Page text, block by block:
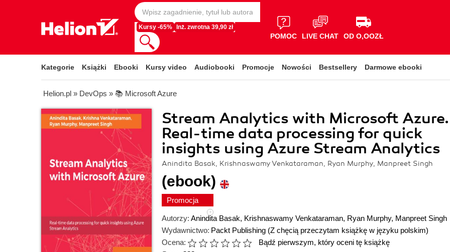
Kursy -65% Inż. zwrotna 39,90 zł
POMOC LIVE CHAT OD O,OOZŁ
Kategorie Książki Ebooki Kursy video Audiobooki Promocje Nowości Bestsellery Darmowe ebooki
Helion.pl » DevOps » 📚 Microsoft Azure
Stream Analytics with Microsoft Azure.
Real-time data processing for quick
insights using Azure Stream Analytics
Anindita Basak, Krishnaswamy Venkataraman, Ryan Murphy, Manpreet Singh
(ebook)
Promocja
Autorzy: Anindita Basak, Krishnaswamy Venkataraman, Ryan Murphy, Manpreet Singh
Wydawnictwo: Packt Publishing (Z chęcią przeczytam książkę w języku polskim)
Ocena:
Bądź pierwszym, który oceni tę książkę